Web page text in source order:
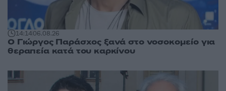
14:1406.08.26
O Γιώργος Παράσχος ξανά στο νοσοκομείο για
θεραπεία κατά του καρκίνου